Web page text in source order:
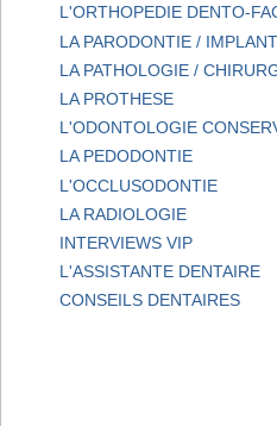
L'ORTHOPEDIE DENTO-
LA PARODONTIE /
LA PATHOLOGIE /
LA PROTHESE
L'ODONTOLOGIE
LA PEDODONTIE
L'OCCLUSODONTIE
LA RADIOLOGIE
INTERVIEWS VIP
L'ASSISTANTE DENTAIRE
CONSEILS DENTAIRES